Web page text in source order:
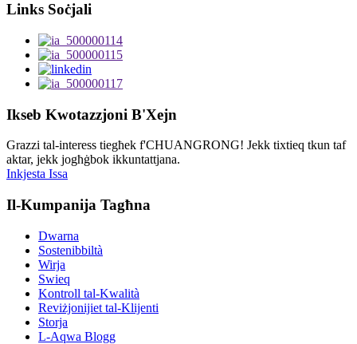
Links Soċjali
Ikseb Kwotazzjoni B'Xejn
Grazzi tal-interess tiegħek f'CHUANGRONG! Jekk tixtieq tkun taf
aktar, jekk jogħġbok ikkuntattjana.
Inkjesta Issa
Il-Kumpanija Tagħna
Dwarna
Sostenibbiltà
Wirja
Swieq
Kontroll tal-Kwalità
Reviżjonijiet tal-Klijenti
Storja
L-Aqwa Blogg